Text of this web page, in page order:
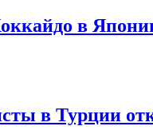
в
в Турции